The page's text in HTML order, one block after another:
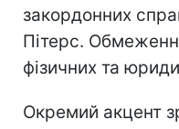
закордонних
Пітерс.
фізичних та
Окремий акцент